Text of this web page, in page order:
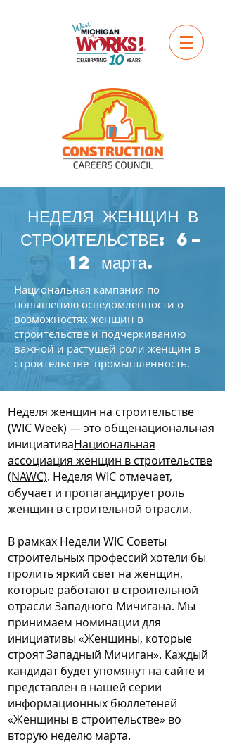
НЕДЕЛЯ ЖЕНЩИН В
СТРОИТЕЛЬСТВЕ: 6–
12 марта.
Национальная кампания по
повышению осведомленности о
возможностях женщин в
строительстве и подчеркиванию
важной и растущей роли женщин в
строительстве промышленность.
Неделя женщин на строительстве
(WIC Week) — это общенациональная
инициативаНациональная
ассоциация женщин в строительстве
(NAWC). Неделя WIC отмечает,
обучает и пропагандирует роль
женщин в строительной отрасли.
В рамках Недели WIC Советы
строительных профессий хотели бы
пролить яркий свет на женщин,
которые работают в строительной
отрасли Западного Мичигана. Мы
принимаем номинации для
инициативы «Женщины, которые
строят Западный Мичиган». Каждый
кандидат будет упомянут на сайте и
представлен в нашей серии
информационных бюллетеней
«Женщины в строительстве» во
вторую неделю марта.